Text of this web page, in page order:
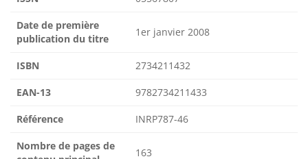
Date de première
publication du titre
1er janvier 2008
ISBN 2734211432
EAN-13 9782734211433
Référence INRP787-46
Nombre de pages de
163